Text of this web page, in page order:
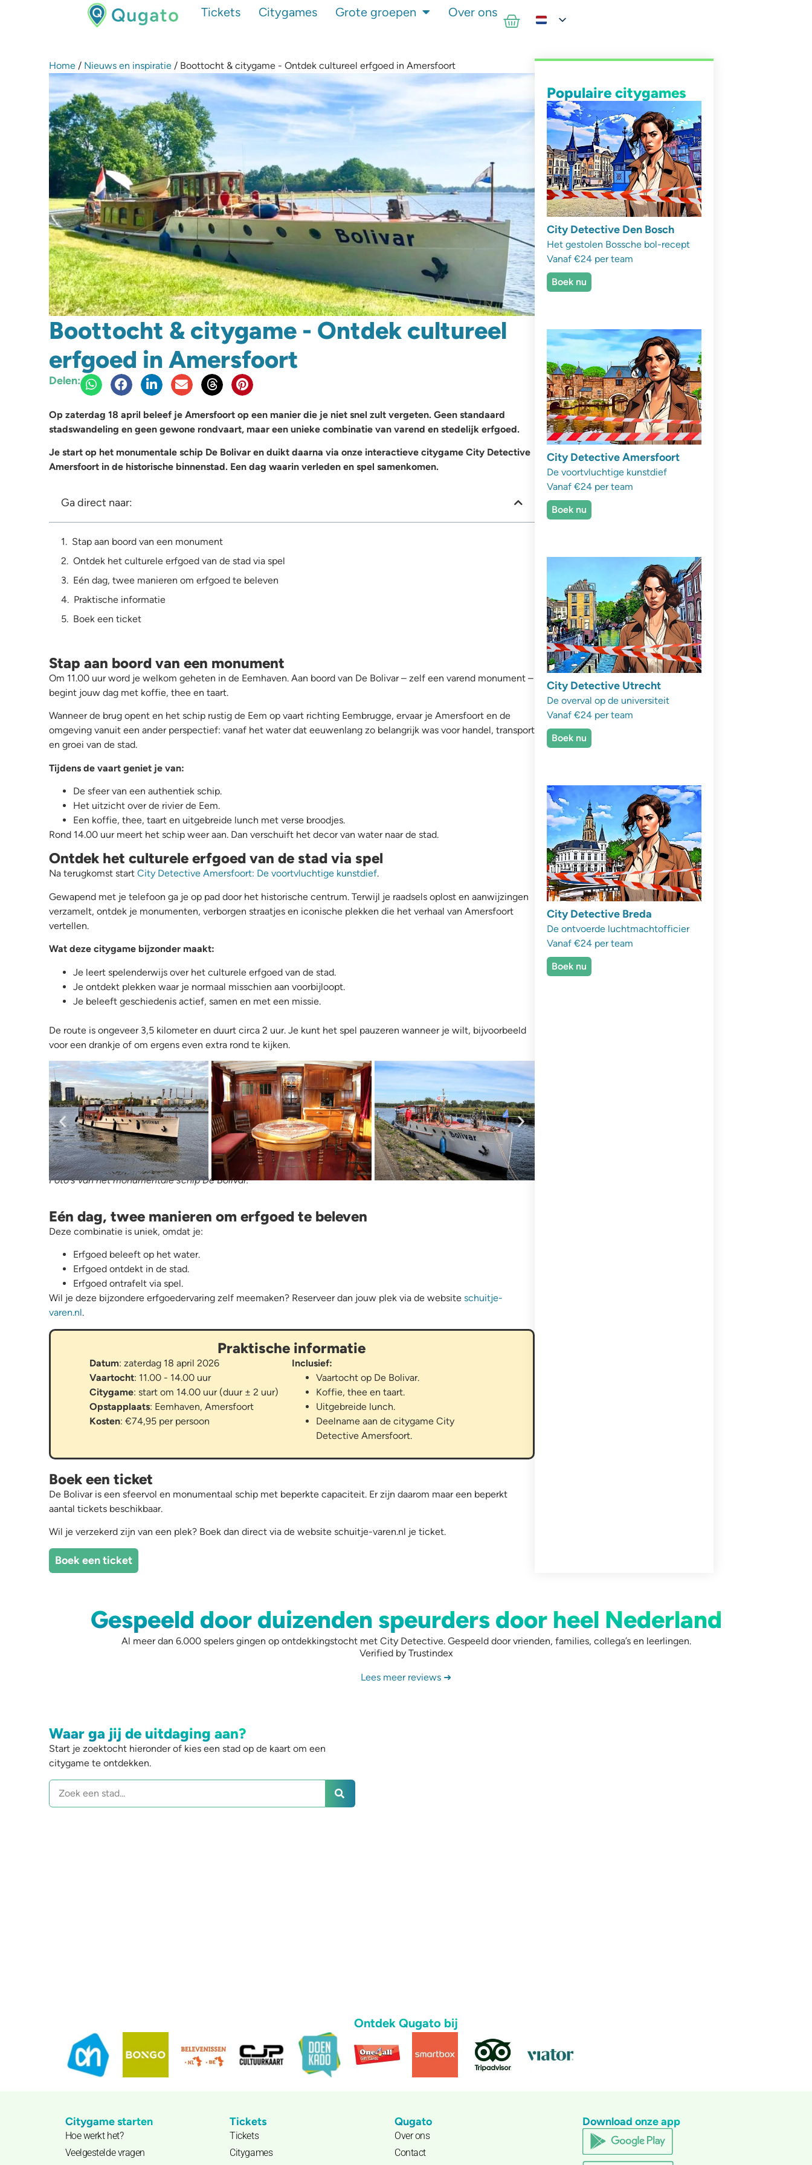
Tickets Citygames Grote groepen Over ons
Home/ Nieuws en inspiratie/ Boottocht & citygame - Ontdek cultureel erfgoed in Amersfoort
Boottocht & citygame - Ontdek cultureel
erfgoed in Amersfoort
Delen:
Op zaterdag 18 april beleef je Amersfoort op een manier die je niet snel zult vergeten. Geen standaard
stadswandeling en geen gewone rondvaart, maar een unieke combinatie van varend en stedelijk erfgoed.
Je start op het monumentale schip De Bolivar en duikt daarna via onze interactieve citygame City Detective
Amersfoort in de historische binnenstad. Een dag waarin verleden en spel samenkomen.
Ga direct naar:
Stap aan boord van een monument
Ontdek het culturele erfgoed van de stad via spel
Eén dag, twee manieren om erfgoed te beleven
Praktische informatie
Boek een ticket
Stap aan boord van een monument
Om 11.00 uur word je welkom geheten in de Eemhaven. Aan boord van De Bolivar – zelf een varend monument –
begint jouw dag met koffie, thee en taart.
Wanneer de brug opent en het schip rustig de Eem op vaart richting Eembrugge, ervaar je Amersfoort en de
omgeving vanuit een ander perspectief: vanaf het water dat eeuwenlang zo belangrijk was voor handel, transport
en groei van de stad.
Tijdens de vaart geniet je van:
De sfeer van een authentiek schip.
Het uitzicht over de rivier de Eem.
Een koffie, thee, taart en uitgebreide lunch met verse broodjes.
Rond 14.00 uur meert het schip weer aan. Dan verschuift het decor van water naar de stad.
Ontdek het culturele erfgoed van de stad via spel
Na terugkomst start City Detective Amersfoort: De voortvluchtige kunstdief.
Gewapend met je telefoon ga je op pad door het historische centrum. Terwijl je raadsels oplost en aanwijzingen
verzamelt, ontdek je monumenten, verborgen straatjes en iconische plekken die het verhaal van Amersfoort
vertellen.
Wat deze citygame bijzonder maakt:
Je leert spelenderwijs over het culturele erfgoed van de stad.
Je ontdekt plekken waar je normaal misschien aan voorbijloopt.
Je beleeft geschiedenis actief, samen en met een missie.
De route is ongeveer 3,5 kilometer en duurt circa 2 uur. Je kunt het spel pauzeren wanneer je wilt, bijvoorbeeld
voor een drankje of om ergens even extra rond te kijken.
Foto's van het monumentale schip De Bolivar.
Eén dag, twee manieren om erfgoed te beleven
Deze combinatie is uniek, omdat je:
Erfgoed beleeft op het water.
Erfgoed ontdekt in de stad.
Erfgoed ontrafelt via spel.
Wil je deze bijzondere erfgoedervaring zelf meemaken? Reserveer dan jouw plek via de website schuitje-
varen.nl.
Praktische informatie
Datum: zaterdag 18 april 2026
Vaartocht: 11.00 - 14.00 uur
Citygame: start om 14.00 uur (duur ± 2 uur)
Opstapplaats: Eemhaven, Amersfoort
Kosten: €74,95 per persoon
Inclusief:
Vaartocht op De Bolivar.
Koffie, thee en taart.
Uitgebreide lunch.
Deelname aan de citygame City
Detective Amersfoort.
Boek een ticket
De Bolivar is een sfeervol en monumentaal schip met beperkte capaciteit. Er zijn daarom maar een beperkt
aantal tickets beschikbaar.
Wil je verzekerd zijn van een plek? Boek dan direct via de website schuitje-varen.nl je ticket.
Boek een ticket
Populaire citygames
City Detective Den Bosch
Het gestolen Bossche bol-recept
Vanaf €24 per team
Boek nu
City Detective Amersfoort
De voortvluchtige kunstdief
Vanaf €24 per team
Boek nu
City Detective Utrecht
De overval op de universiteit
Vanaf €24 per team
Boek nu
City Detective Breda
De ontvoerde luchtmachtofficier
Vanaf €24 per team
Boek nu
Gespeeld door duizenden speurders door heel Nederland
Al meer dan 6.000 spelers gingen op ontdekkingstocht met City Detective. Gespeeld door vrienden, families, collega’s en leerlingen.
Verified by Trustindex
Lees meer reviews ➜
Waar ga jij de uitdaging aan?
Start je zoektocht hieronder of kies een stad op de kaart om een
citygame te ontdekken.
Ontdek Qugato bij
Citygame starten
Hoe werkt het?
Veelgestelde vragen
Tickets
Tickets
Citygames
Qugato
Over ons
Contact
Download onze app